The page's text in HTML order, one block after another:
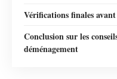
Vérifications finales
Conclusion sur les
déménagement